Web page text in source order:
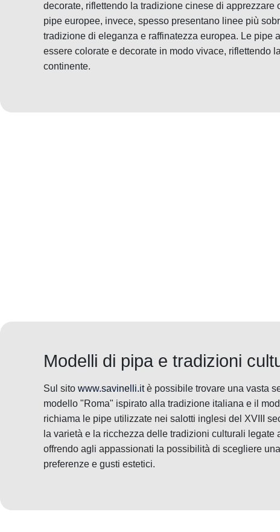
decorate, riflettendo la tradizione cinese di apprezzare
pipe europee, invece, spesso presentano linee più
tradizione di eleganza e raffinatezza europea. Le pipe
essere colorate e decorate in modo vivace, riflettendo
continente.
Modelli di pipa e tradizioni
Sul sito www.savinelli.itè possibile trovare una vasta
modello "Roma" ispirato alla tradizione italiana e il
richiama le pipe utilizzate nei salotti inglesi del XVIII
la varietà e la ricchezza delle tradizioni culturali legate
offrendo agli appassionati la possibilità di scegliere
preferenze e gusti estetici.